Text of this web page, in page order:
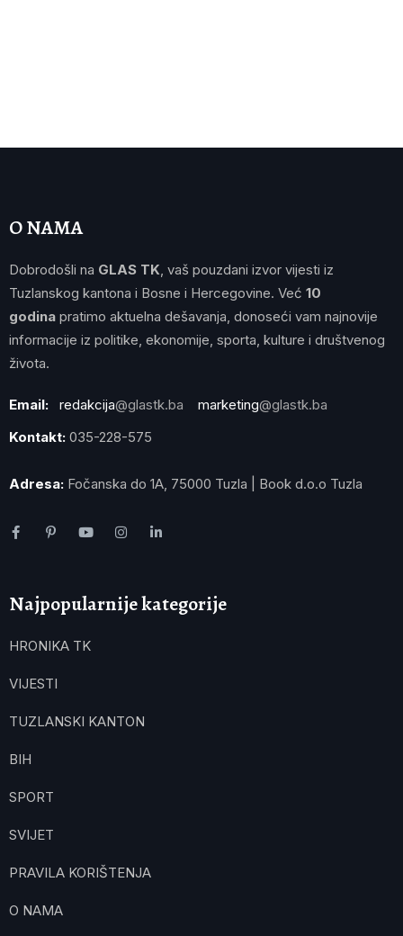
O NAMA
Dobrodošli na GLAS TK , vaš pouzdani izvor vijesti iz
Tuzlanskog kantona i Bosne i Hercegovine. Već 10
godina pratimo aktuelna dešavanja, donoseći vam najnovije
informacije iz politike, ekonomije, sporta, kulture i društvenog
života.
Email: redakcija@glastk.ba marketing@glastk.ba
Kontakt: 035-228-575
Adresa: Fočanska do 1A, 75000 Tuzla | Book d.o.o Tuzla
Najpopularnije kategorije
HRONIKA TK
VIJESTI
TUZLANSKI KANTON
BIH
SPORT
SVIJET
PRAVILA KORIŠTENJA
O NAMA